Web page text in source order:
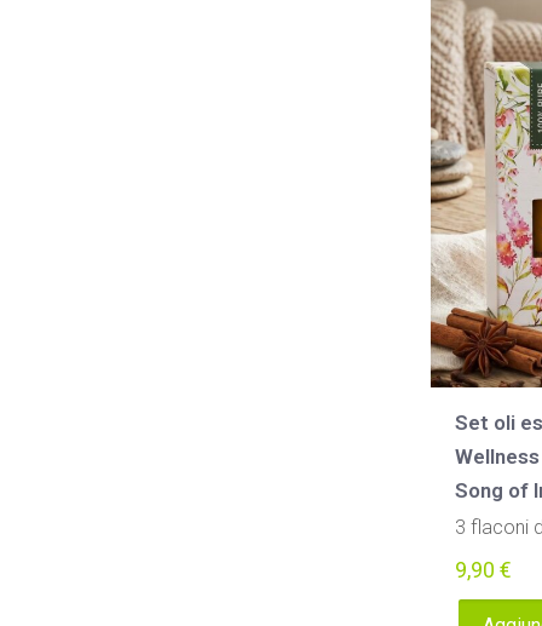
Set oli
Wellness
Song of
3 flaconi
9,90 €